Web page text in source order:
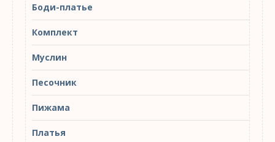
Боди-платье
Комплект
Муслин
Песочник
Пижама
Платья